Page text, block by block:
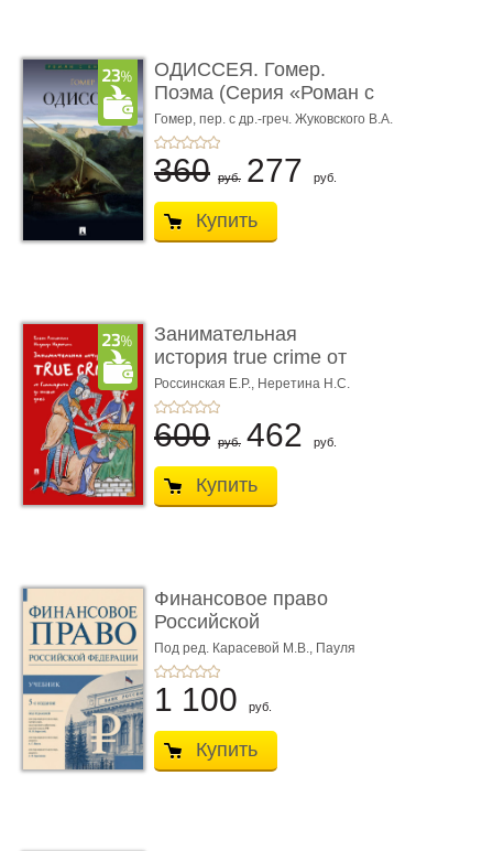
ОДИССЕЯ. Гомер.
Поэма (Серия «Роман с
книгой»)
Гомер, пер. с др.-греч. Жуковского В.А.
360 руб. 277 руб.
Купить
Занимательная
история true crime от
Гиппократа до � ...
Россинская Е.Р., Неретина Н.С.
600 руб. 462 руб.
Купить
Финансовое право
Российской
Федерации. 5-е изд�
...
Под ред. Карасевой М.В., Пауля
А.Г., Красюкова А.В.
1 100 руб.
Купить